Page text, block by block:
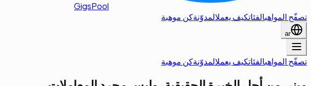
GigsPool
تصفّح المواهبالفئاتكيف يعملالمدوّنةكن موهبة
ar
تصفّح المواهبالفئاتكيف يعملالمدوّنةكن موهبة